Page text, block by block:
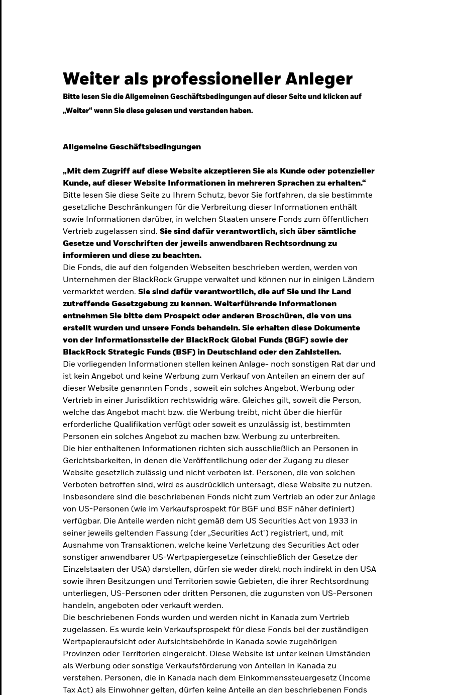
TRENDS & IDEEN
Entdecken Sie unsere
makroökonomischen
Einschätzungen und Anlageideen.
Aktuelle Einschätzungen
UMFRAGE ZUR ALTERSVORSORGE 2025
Realitätscheck Altersvorsorge. Wie
steht es um Ihre Altersvorsorge?
Zu den Ergebnissen
Weiter als professioneller Anleger
Bitte lesen Sie die Allgemeinen Geschäftsbedingungen auf dieser Seite und klicken auf
„Weiter“ wenn Sie diese gelesen und verstanden haben.
Allgemeine Geschäftsbedingungen
„Mit dem Zugriff auf diese Website akzeptieren Sie als Kunde oder potenzieller
Kunde, auf dieser Website Informationen in mehreren Sprachen zu erhalten.“
Bitte lesen Sie diese Seite zu Ihrem Schutz, bevor Sie fortfahren, da sie bestimmte
gesetzliche Beschränkungen für die Verbreitung dieser Informationen enthält
sowie Informationen darüber, in welchen Staaten unsere Fonds zum öffentlichen
Vertrieb zugelassen sind. Sie sind dafür verantwortlich, sich über sämtliche
Gesetze und Vorschriften der jeweils anwendbaren Rechtsordnung zu
informieren und diese zu beachten.
Die Fonds, die auf den folgenden Webseiten beschrieben werden, werden von
Unternehmen der BlackRock Gruppe verwaltet und können nur in einigen Ländern
vermarktet werden. Sie sind dafür verantwortlich, die auf Sie und Ihr Land
zutreffende Gesetzgebung zu kennen. Weiterführende Informationen
entnehmen Sie bitte dem Prospekt oder anderen Broschüren, die von uns
erstellt wurden und unsere Fonds behandeln. Sie erhalten diese Dokumente
von der Informationsstelle der BlackRock Global Funds (BGF) sowie der
BlackRock Strategic Funds (BSF) in Deutschland oder den Zahlstellen.
Die vorliegenden Informationen stellen keinen Anlage- noch sonstigen Rat dar und
ist kein Angebot und keine Werbung zum Verkauf von Anteilen an einem der auf
dieser Website genannten Fonds , soweit ein solches Angebot, Werbung oder
Vertrieb in einer Jurisdiktion rechtswidrig wäre. Gleiches gilt, soweit die Person,
welche das Angebot macht bzw. die Werbung treibt, nicht über die hierfür
erforderliche Qualifikation verfügt oder soweit es unzulässig ist, bestimmten
Personen ein solches Angebot zu machen bzw. Werbung zu unterbreiten.
Die hier enthaltenen Informationen richten sich ausschließlich an Personen in
Gerichtsbarkeiten, in denen die Veröffentlichung oder der Zugang zu dieser
Website gesetzlich zulässig und nicht verboten ist. Personen, die von solchen
Verboten betroffen sind, wird es ausdrücklich untersagt, diese Website zu nutzen.
Insbesondere sind die beschriebenen Fonds nicht zum Vertrieb an oder zur Anlage
von US-Personen (wie im Verkaufsprospekt für BGF und BSF näher definiert)
verfügbar. Die Anteile werden nicht gemäß dem US Securities Act von 1933 in
seiner jeweils geltenden Fassung (der „Securities Act") registriert, und, mit
Ausnahme von Transaktionen, welche keine Verletzung des Securities Act oder
sonstiger anwendbarer US-Wertpapiergesetze (einschließlich der Gesetze der
Einzelstaaten der USA) darstellen, dürfen sie weder direkt noch indirekt in den USA
sowie ihren Besitzungen und Territorien sowie Gebieten, die ihrer Rechtsordnung
unterliegen, US-Personen oder dritten Personen, die zugunsten von US-Personen
handeln, angeboten oder verkauft werden.
Die beschriebenen Fonds wurden und werden nicht in Kanada zum Vertrieb
zugelassen. Es wurde kein Verkaufsprospekt für diese Fonds bei der zuständigen
Wertpapieraufsicht oder Aufsichtsbehörde in Kanada sowie zugehörigen
Provinzen oder Territorien eingereicht. Diese Website ist unter keinen Umständen
als Werbung oder sonstige Verkaufsförderung von Anteilen in Kanada zu
verstehen. Personen, die in Kanada nach dem Einkommenssteuergesetz (Income
Tax Act) als Einwohner gelten, dürfen keine Anteile an den beschriebenen Fonds